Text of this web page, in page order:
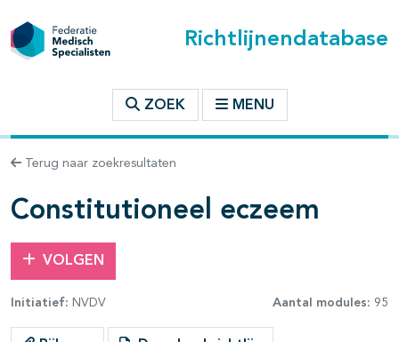
Richtlijnendatabase
ZOEK MENU
Terug naar zoekresultaten
Constitutioneel eczeem
VOLGEN
Initiatief: NVDV Aantal modules: 95
binnen deze richtlijn
open- en dichtklappen